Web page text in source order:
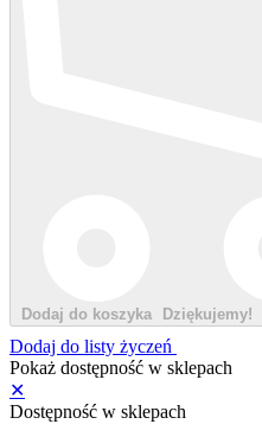
Dodaj do koszyka Dziękujemy!
Dodaj do listy życzeń
Pokaż dostępność w sklepach
✕
Dostępność w sklepach